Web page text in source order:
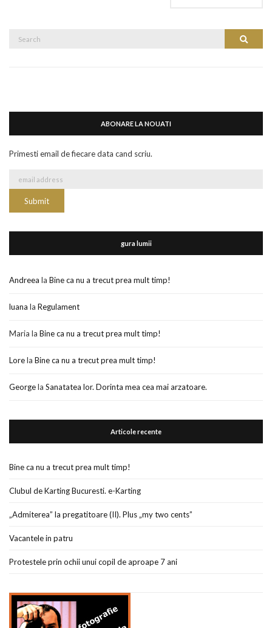
Search
ABONARE LA NOUATI
Primesti email de fiecare data cand scriu.
gura lumii
Andreea la Bine ca nu a trecut prea mult timp!
luana la Regulament
Maria la Bine ca nu a trecut prea mult timp!
Lorela Bine ca nu a trecut prea mult timp!
Georgela Sanatatea lor. Dorinta mea cea mai arzatoare.
Articole recente
Bine ca nu a trecut prea mult timp!
Clubul de Karting Bucuresti. e-Karting
„Admiterea” la pregatitoare (II). Plus „my two cents”
Vacantele in patru
Protestele prin ochii unui copil de aproape 7 ani